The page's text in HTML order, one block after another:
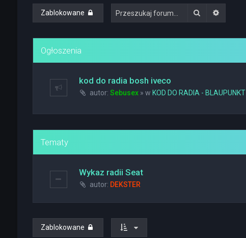
Zablokowane Szukaj
Ogłoszenia
kod do radia bosh iveco
autor: Sebusex » w KOD DO RADIA - BLAUPUNKT
Tematy
Wykaz radii Seat
autor: DEKSTER
Zablokowane